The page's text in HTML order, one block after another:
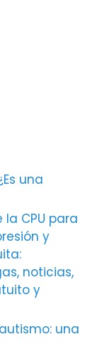
una
la CPU para
y
noticias,
y
una